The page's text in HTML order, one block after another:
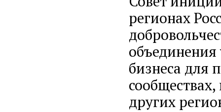
регионах
объединения
бизнеса для
других